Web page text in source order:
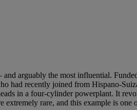
arguably the most influential.
had recently joined from Hispano-
in a four-cylinder powerplant. It
rare, and this example is one